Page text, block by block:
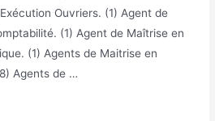
Ouvriers. (1) Agent de
(1) Agent de Maîtrise en
(1) Agents de Maitrise en
Agents de …